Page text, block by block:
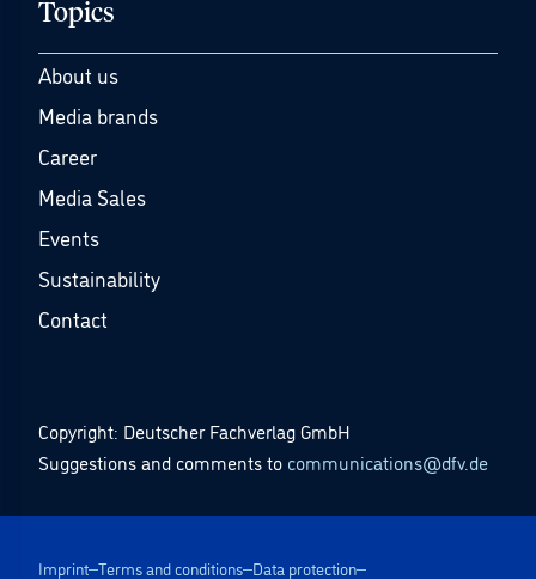
Topics
About us
Media brands
Career
Media Sales
Events
Sustainability
Contact
Copyright: Deutscher Fachverlag GmbH
Suggestions and comments to communications@dfv.de
Imprint Terms and conditions Data protection